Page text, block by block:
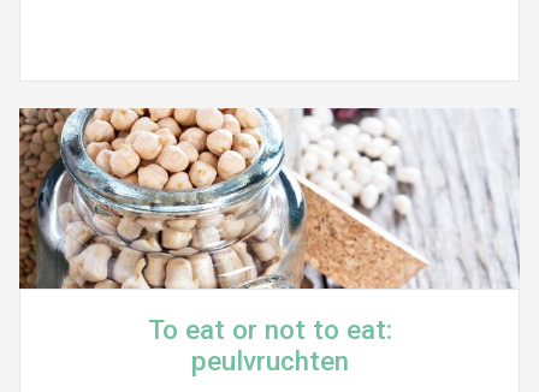
To eat or not to eat:
peulvruchten